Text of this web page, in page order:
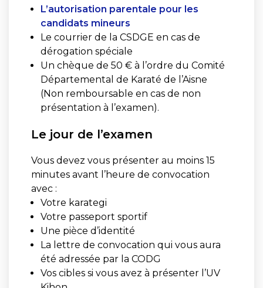
L’autorisation parentale pour les
candidats mineurs
Le courrier de la CSDGE en cas de
dérogation spéciale
Un chèque de 50 € à l’ordre du Comité
Départemental de Karaté de l’Aisne
(Non remboursable en cas de non
présentation à l’examen).
Le jour de l’examen
Vous devez vous présenter au moins 15
minutes avant l’heure de convocation
avec :
Votre karategi
Votre passeport sportif
Une pièce d’identité
La lettre de convocation qui vous aura
été adressée par la CODG
Vos cibles si vous avez à présenter l’UV